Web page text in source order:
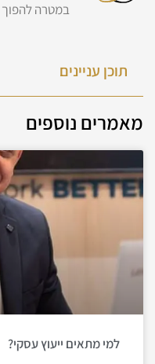
במטרה להפוך
תוכן עניינים
מאמרים נוספים
למי מתאים ייעוץ עסקי?